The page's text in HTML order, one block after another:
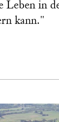
Leben in
kann."